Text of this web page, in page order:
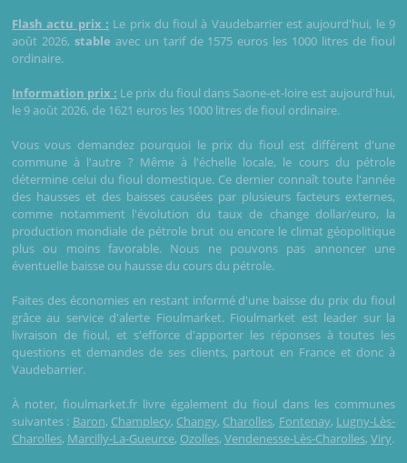
Flash actu prix : Le prix du fioul à Vaudebarrier est aujourd'hui, le 9
août 2026, stable avec un tarif de 1575 euros les 1000 litres de fioul
ordinaire.
Information prix : Le prix du fioul dans Saone-et-loire est aujourd'hui,
le 9 août 2026, de 1621 euros les 1000 litres de fioul ordinaire.
Vous vous demandez pourquoi le prix du fioul est différent d'une
commune à l'autre ? Même à l'échelle locale, le cours du pétrole
détermine celui du fioul domestique. Ce dernier connaît toute l'année
des hausses et des baisses causées par plusieurs facteurs externes,
comme notamment l'évolution du taux de change dollar/euro, la
production mondiale de pétrole brut ou encore le climat géopolitique
plus ou moins favorable. Nous ne pouvons pas annoncer une
éventuelle baisse ou hausse du cours du pétrole.
Faites des économies en restant informé d'une baisse du prix du fioul
grâce au service d'alerte Fioulmarket. Fioulmarket est leader sur la
livraison de fioul, et s'efforce d'apporter les réponses à toutes les
questions et demandes de ses clients, partout en France et donc à
Vaudebarrier.
À noter, fioulmarket.fr livre également du fioul dans les communes
suivantes : Baron, Champlecy, Changy, Charolles, Fontenay, Lugny-Lès-
Charolles, Marcilly-La-Gueurce, Ozolles, Vendenesse-Lès-Charolles, Viry.